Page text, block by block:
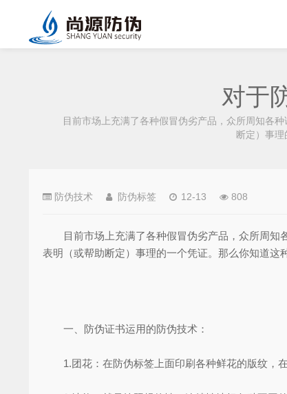
对于
目前市场上充满了各种假冒伪劣产品，众所周知各种
断定）事理
防伪技术 防伪标签 12-13 808
目前市场上充满了各种假冒伪劣产品，众所周知
表明（或帮助断定）事理的一个凭证。那么你知道这
一、防伪证书运用的防伪技术：
1.团花：在防伪标签上面印刷各种鲜花的版纹，在